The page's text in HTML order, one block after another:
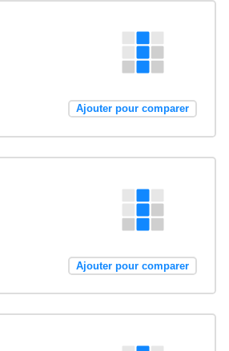
Ajouter pour comparer
Ajouter pour comparer